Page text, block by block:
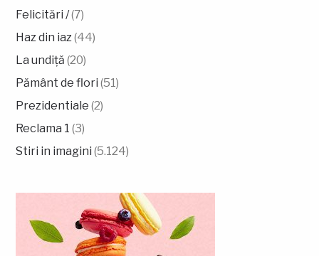
Felicitări /(7)
Haz din iaz(44)
La undiță (20)
Pământ de flori (51)
Prezidentiale (2)
Reclama 1 (3)
Stiri in imagini (5.124)